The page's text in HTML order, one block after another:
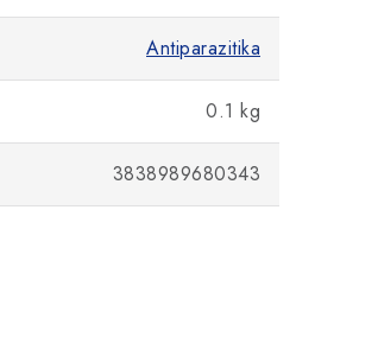
Antiparazitika
0.1 kg
3838989680343